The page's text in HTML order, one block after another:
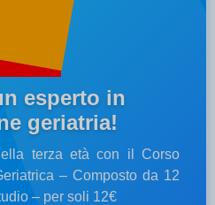
esperto in
geriatria!
terza età con il Corso
– Composto da 12
– per soli 12€